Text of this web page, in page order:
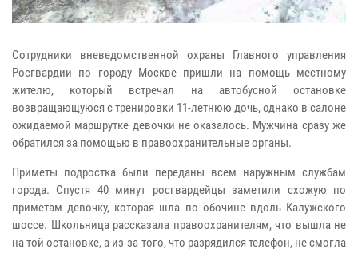
Сотрудники вневедомственной охраны Главного управления
Росгвардии по городу Москве пришли на помощь местному
жителю, который встречал на автобусной остановке
возвращающуюся с тренировки 11-летнюю дочь, однако в салоне
ожидаемой маршрутке девочки не оказалось. Мужчина сразу же
обратился за помощью в правоохранительные органы.
Приметы подростка были переданы всем наружным службам
города. Спустя 40 минут росгвардейцы заметили схожую по
приметам девочку, которая шла по обочине вдоль Калужского
шоссе. Школьница рассказала правоохранителям, что вышла не
на той остановке, а из-за того, что разрядился телефон, не смогла